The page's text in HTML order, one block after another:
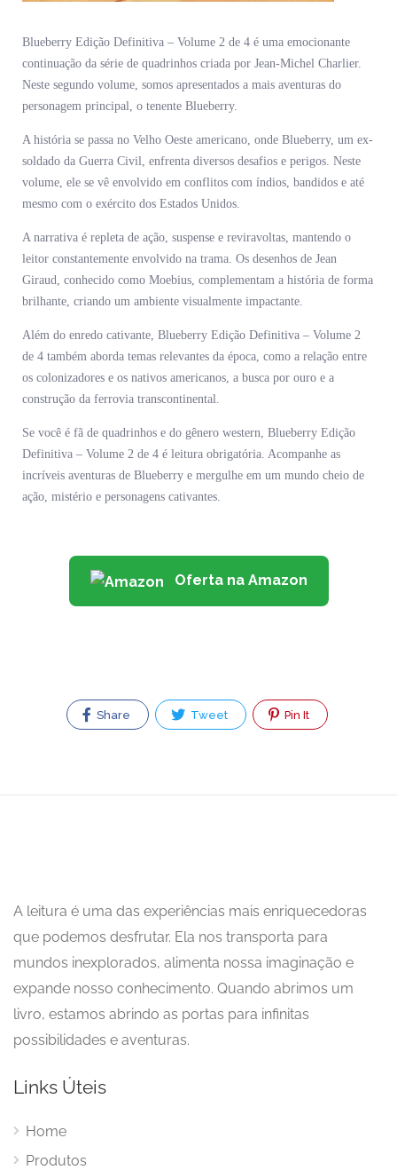
Blueberry Edição Definitiva – Volume 2 de 4 é uma emocionante
continuação da série de quadrinhos criada por Jean-Michel Charlier.
Neste segundo volume, somos apresentados a mais aventuras do
personagem principal, o tenente Blueberry.
A história se passa no Velho Oeste americano, onde Blueberry, um ex-
soldado da Guerra Civil, enfrenta diversos desafios e perigos. Neste
volume, ele se vê envolvido em conflitos com índios, bandidos e até
mesmo com o exército dos Estados Unidos.
A narrativa é repleta de ação, suspense e reviravoltas, mantendo o
leitor constantemente envolvido na trama. Os desenhos de Jean
Giraud, conhecido como Moebius, complementam a história de forma
brilhante, criando um ambiente visualmente impactante.
Além do enredo cativante, Blueberry Edição Definitiva – Volume 2
de 4 também aborda temas relevantes da época, como a relação entre
os colonizadores e os nativos americanos, a busca por ouro e a
construção da ferrovia transcontinental.
Se você é fã de quadrinhos e do gênero western, Blueberry Edição
Definitiva – Volume 2 de 4 é leitura obrigatória. Acompanhe as
incríveis aventuras de Blueberry e mergulhe em um mundo cheio de
ação, mistério e personagens cativantes.
Oferta na Amazon
Share Tweet Pin It
A leitura é uma das experiências mais enriquecedoras
que podemos desfrutar. Ela nos transporta para
mundos inexplorados, alimenta nossa imaginação e
expande nosso conhecimento. Quando abrimos um
livro, estamos abrindo as portas para infinitas
possibilidades e aventuras.
Links Úteis
Home
Produtos